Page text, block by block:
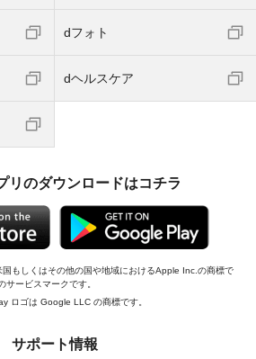
dフォト
dヘルスケア
リのダウンロードはコチラ
もしくはその他の国や地域におけるApple Inc.の商標で
ービスマークです。
ロゴは Google LLC の商標です。
サポート情報